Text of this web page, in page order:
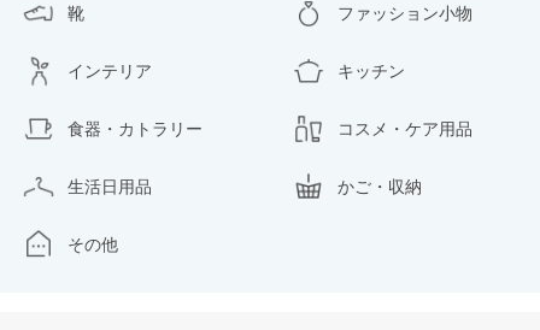
靴 ファッション小物
インテリア キッチン
食器・カトラリー コスメ・ケア用品
生活日用品 かご・収納
その他